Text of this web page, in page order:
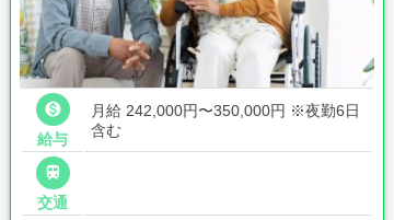

給与
月給 242,000円〜350,000円 ※夜勤6日
含む

交通